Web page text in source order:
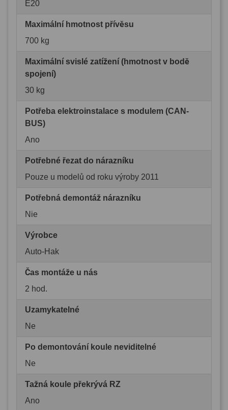
E20
Maximální hmotnost přívěsu
700 kg
Maximální svislé zatížení (hmotnost v bodě
spojení)
30 kg
Potřeba elektroinstalace s modulem (CAN-
BUS)
Ano
Potřebné řezat do nárazníku
Pouze u modelů od roku výroby 2011
Potřebná demontáž nárazníku
Nie
Výrobce
Auto-Hak
Čas montáže u nás
2 hod.
Uzamykatelné
Ne
Po demontování koule neviditelné
Ne
Tažná koule překrývá RZ
Ano